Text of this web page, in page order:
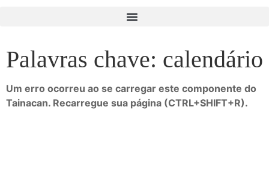
Palavras chave: calendário
Um erro ocorreu ao se carregar este componente do
Tainacan. Recarregue sua página (CTRL+SHIFT+R).